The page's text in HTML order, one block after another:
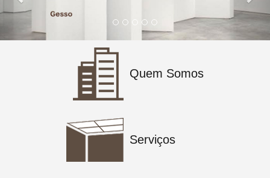
Quem Somos
Serviços